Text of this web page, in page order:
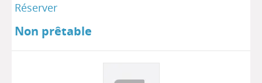
Réserver
Non prêtable